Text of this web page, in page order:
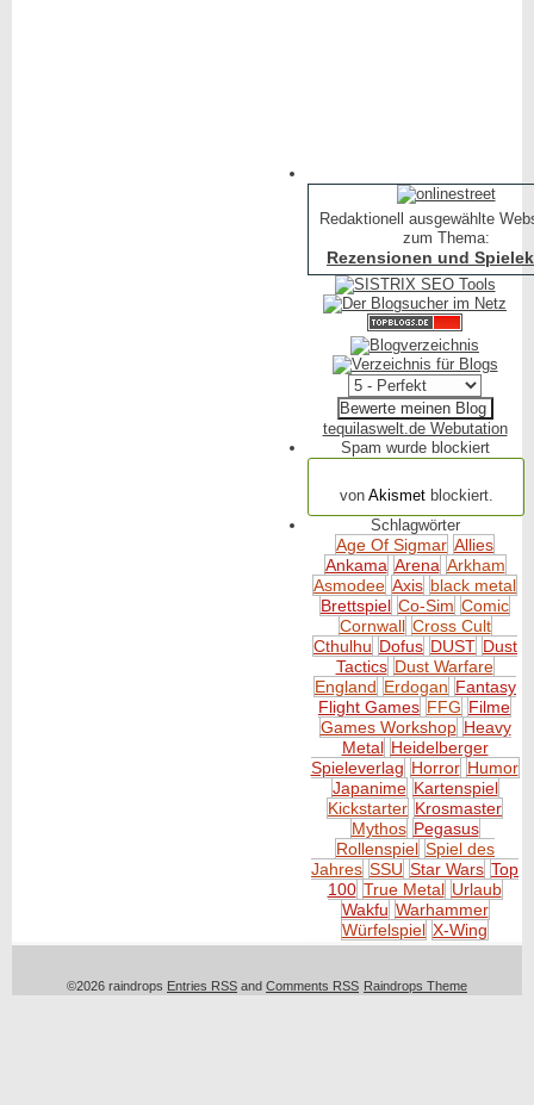
Redaktionell ausgewählte
zum Thema:
Rezensionen und
tequilaswelt.de Webutation
Spam wurde blockiert
von Akismetblockiert.
Schlagwörter
Age Of Sigmar Allies
Ankama Arena Arkham
Asmodee Axis black metal
Brettspiel Co-Sim Comic
Cornwall Cross Cult
Cthulhu Dofus DUST Dust
Tactics Dust Warfare
England Erdogan Fantasy
Flight Games FFG Filme
Games Workshop Heavy
Metal Heidelberger
Spieleverlag Horror Humor
Japanime Kartenspiel
Kickstarter Krosmaster
Mythos Pegasus
Rollenspiel Spiel des
Jahres SSU Star Wars Top
100 True Metal Urlaub
Wakfu Warhammer
Würfelspiel X-Wing
©2026 raindrops Entries RSS and Comments RSS Raindrops Theme